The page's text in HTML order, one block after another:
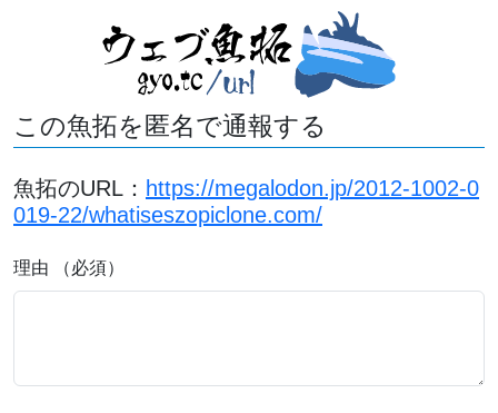
この魚拓を匿名で通報する
魚拓のURL： https://megalodon.jp/2012-1002-0
019-22/whatiseszopiclone.com/
理由 （必須）